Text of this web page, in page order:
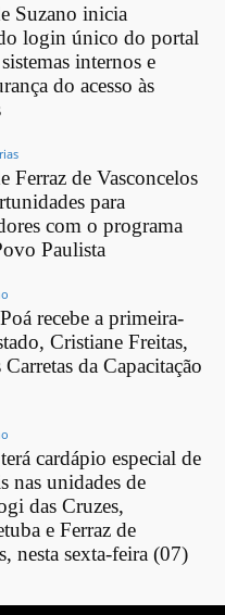
Suzano inicia
login único do portal
internos e
do acesso às
Ferraz de Vasconcelos
para
com o programa
Paulista
recebe a primeira-
Cristiane Freitas,
da Capacitação
cardápio especial de
nas unidades de
das Cruzes,
e Ferraz de
nesta sexta-feira (07)